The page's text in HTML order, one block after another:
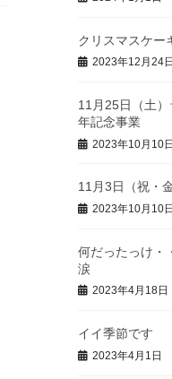
クリスマスケー
2023年12月24日
11月25日（土
年記念事業
2023年10月10日
11月3日（祝・
2023年10月10日
何だったっけ・
涙
2023年4月18日
イイ季節です
2023年4月1日